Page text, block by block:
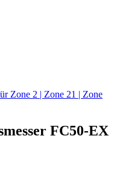
Zone 2 | Zone 21 | Zone
FC50-EX